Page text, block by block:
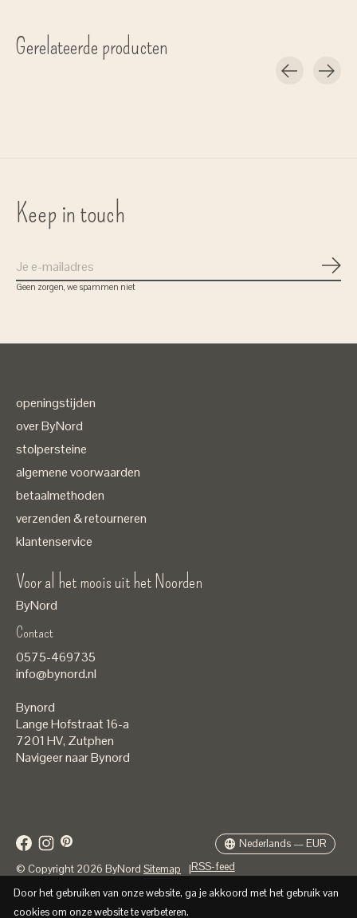
Gerelateerde producten
Keep in touch
Geen zorgen, we spammen niet
openingstijden
over ByNord
stolpersteine
algemene voorwaarden
betaalmethoden
verzenden & retourneren
klantenservice
Voor al het moois uit het Noorden
ByNord
Contact
0575-469735
info@bynord.nl
Bynord
Lange Hofstraat 16-a
7201 HV, Zutphen
Navigeer naar Bynord
© Copyright 2026 ByNord Sitemap |RSS-feed
Nederlands — EUR
Door het gebruiken van onze website, ga je akkoord met het gebruik van
cookies om onze website te verbeteren.